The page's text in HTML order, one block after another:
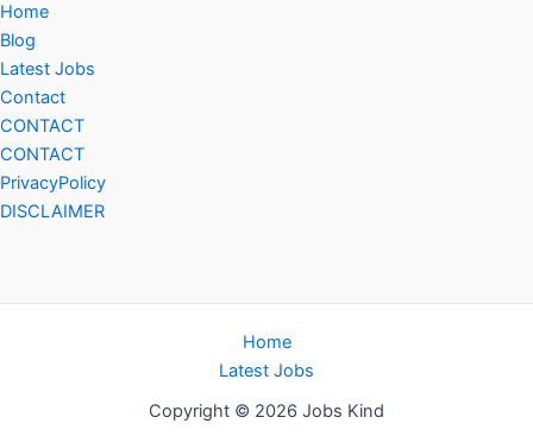
Home
Blog
Latest Jobs
Contact
CONTACT
CONTACT
PrivacyPolicy
DISCLAIMER
Home
Latest Jobs
Copyright © 2026 Jobs Kind